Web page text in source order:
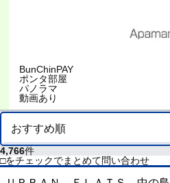
BunChinPAY
ポンタ部屋
パノラマ
動画あり
4,766件
□をチェックでまとめて問い合わせ